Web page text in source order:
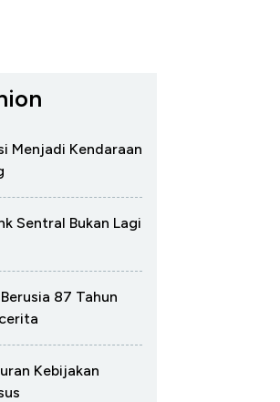
Menjadi Kendaraan
Sentral Bukan Lagi
87 Tahun
Kebijakan